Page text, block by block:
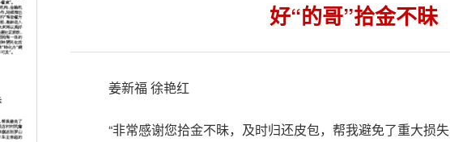
好“的哥”拾金不昧
姜新福 徐艳红
“非常感谢您拾金不昧，及时归还皮包，帮我避免了重大损